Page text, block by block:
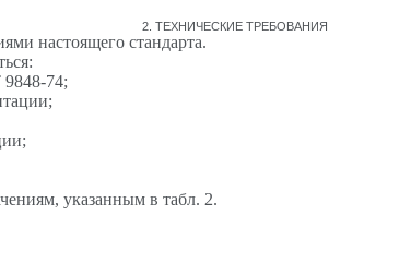
2. ТЕХНИЧЕСКИЕ ТРЕБОВАНИЯ
настоящего стандарта.
:
74;
;
, указанным в табл. 2.